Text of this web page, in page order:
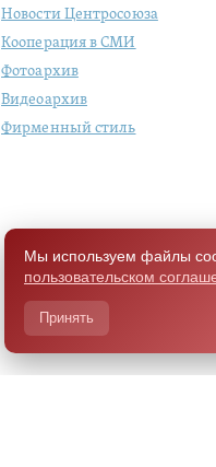
Новости Центросоюза
Кооперация в СМИ
Фотоархив
Видеоархив
Фирменный стиль
Мы используем файлы
пользовательском
Принять